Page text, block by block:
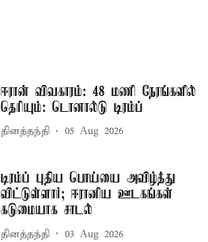
ஈரான் விவகாரம்: 48 மணி நேரங்களில்
தெரியும்: டொனால்டு டிரம்ப்
தினத்தந்தி 05 Aug 2026
டிரம்ப் புதிய பொய்யை அவிழ்த்து
விட்டுள்ளார்; ஈரானிய ஊடகங்கள்
கடுமையாக சாடல்
தினத்தந்தி 03 Aug 2026